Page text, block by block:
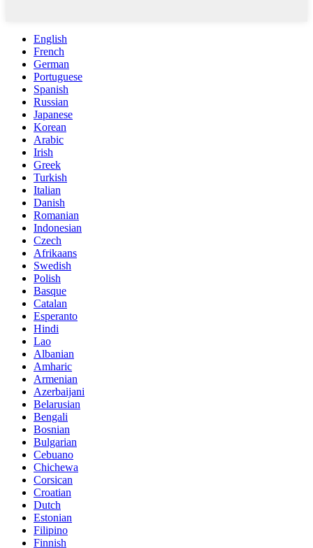
English
French
German
Portuguese
Spanish
Russian
Japanese
Korean
Arabic
Irish
Greek
Turkish
Italian
Danish
Romanian
Indonesian
Czech
Afrikaans
Swedish
Polish
Basque
Catalan
Esperanto
Hindi
Lao
Albanian
Amharic
Armenian
Azerbaijani
Belarusian
Bengali
Bosnian
Bulgarian
Cebuano
Chichewa
Corsican
Croatian
Dutch
Estonian
Filipino
Finnish